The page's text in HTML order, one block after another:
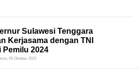
Sulawesi Tenggara
Kerjasama dengan TNI
Pemilu 2024
05 Oktober 2023